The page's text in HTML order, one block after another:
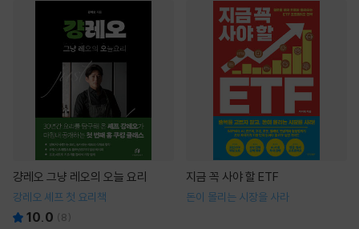
걍레오 그냥 레오의 오늘 요리
강레오 셰프 첫 요리책
10.0 (8)
지금 꼭 사야 할 ETF
돈이 몰리는 시장을 사라